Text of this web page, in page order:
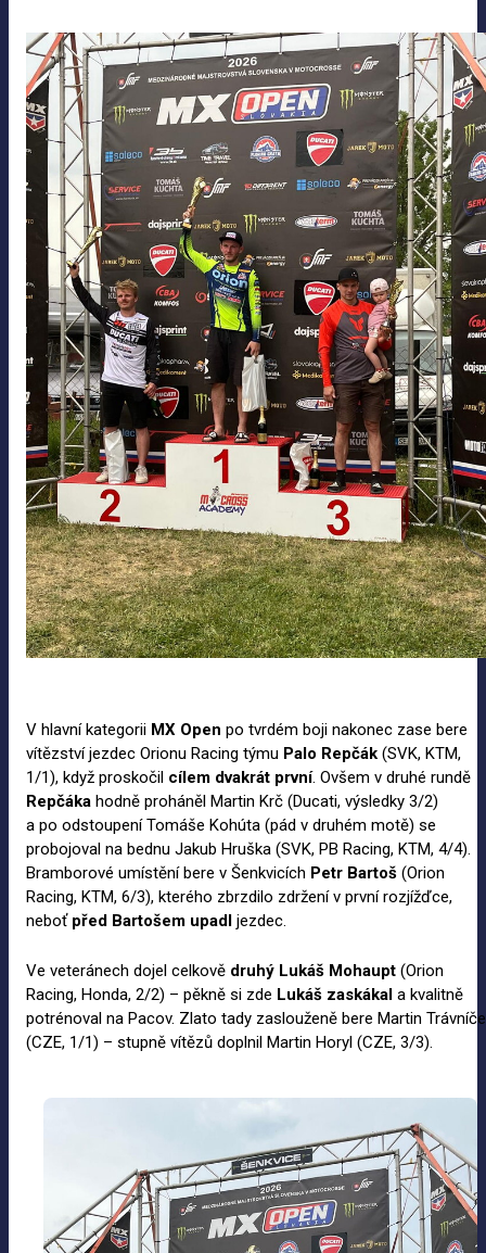
V hlavní kategorii MX Open po tvrdém boji nakonec zase bere
vítězství jezdec Orionu Racing týmu Palo Repčák (SVK, KTM,
1/1), když proskočil cílem dvakrát první. Ovšem v druhé rundě
Repčáka hodně proháněl Martin Krč (Ducati, výsledky 3/2)
a po odstoupení Tomáše Kohúta (pád v druhém motě) se
probojoval na bednu Jakub Hruška (SVK, PB Racing, KTM, 4/4).
Bramborové umístění bere v Šenkvicích Petr Bartoš (Orion
Racing, KTM, 6/3), kterého zbrzdilo zdržení v první rozjížďce,
neboť před Bartošem upadl jezdec.
Ve veteránech dojel celkově druhý Lukáš Mohaupt (Orion
Racing, Honda, 2/2) – pěkně si zde Lukáš zaskákal a kvalitně
potrénoval na Pacov. Zlato tady zaslouženě bere Martin
(CZE, 1/1) – stupně vítězů doplnil Martin Horyl (CZE, 3/3).